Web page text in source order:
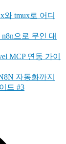
tmux로 어디
으로 무인 대
MCP 연동 가이
자동화까지
드 #3